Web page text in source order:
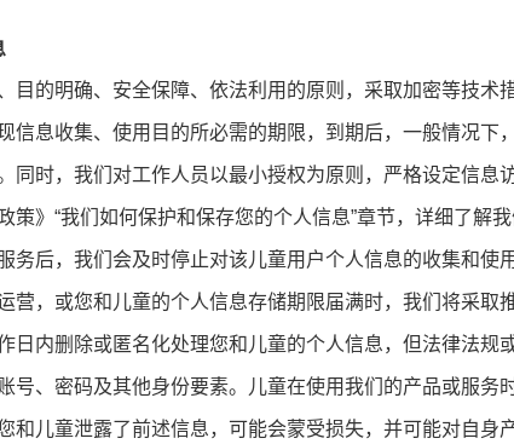
目的明确、安全保障、依法利用的原则，采取加密等技术
信息收集、使用目的所必需的期限，到期后，一般情况下
同时，我们对工作人员以最小授权为原则，严格设定信息
策》“我们如何保护和保存您的个人信息”章节，详细了解
务后，我们会及时停止对该儿童用户个人信息的收集和使
营，或您和儿童的个人信息存储期限届满时，我们将采取
日内删除或匿名化处理您和儿童的个人信息，但法律法规
号、密码及其他身份要素。儿童在使用我们的产品或服务
和儿童泄露了前述信息，可能会蒙受损失，并可能对自身